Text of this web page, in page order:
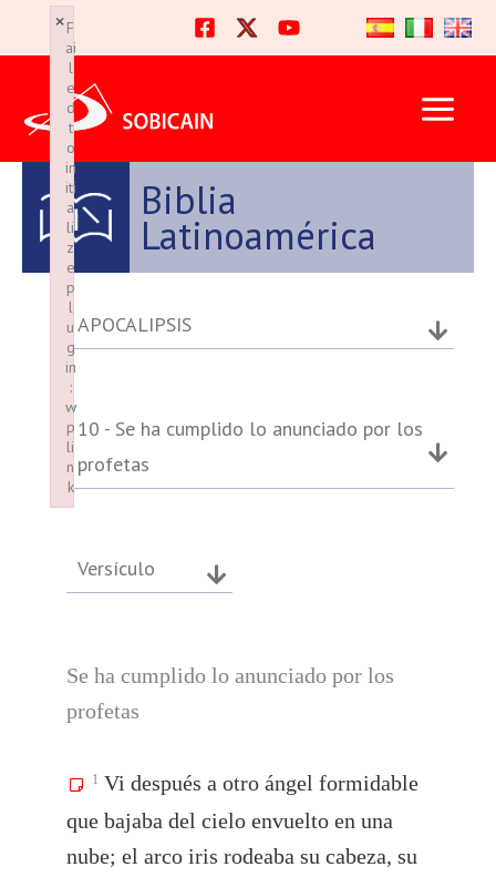
al
contenido
Biblia
Latinoamérica
APOCALIPSIS
10 - Se ha cumplido lo anunciado por los
profetas
Versículo
Se ha cumplido lo anunciado por los
profetas
1 Vi después a otro ángel formidable
que bajaba del cielo envuelto en una
nube; el arco iris rodeaba su cabeza, su
F
ai
l
e
d
t
o
in
iti
a
li
z
e
p
l
u
g
in
:
w
p
li
n
k
×
Failed to initialize plugin: wplink
F
ai
l
e
d
t
o
in
iti
a
li
z
e
p
l
u
g
in
:
w
p
li
n
k
×
Failed to initialize plugin: wplink